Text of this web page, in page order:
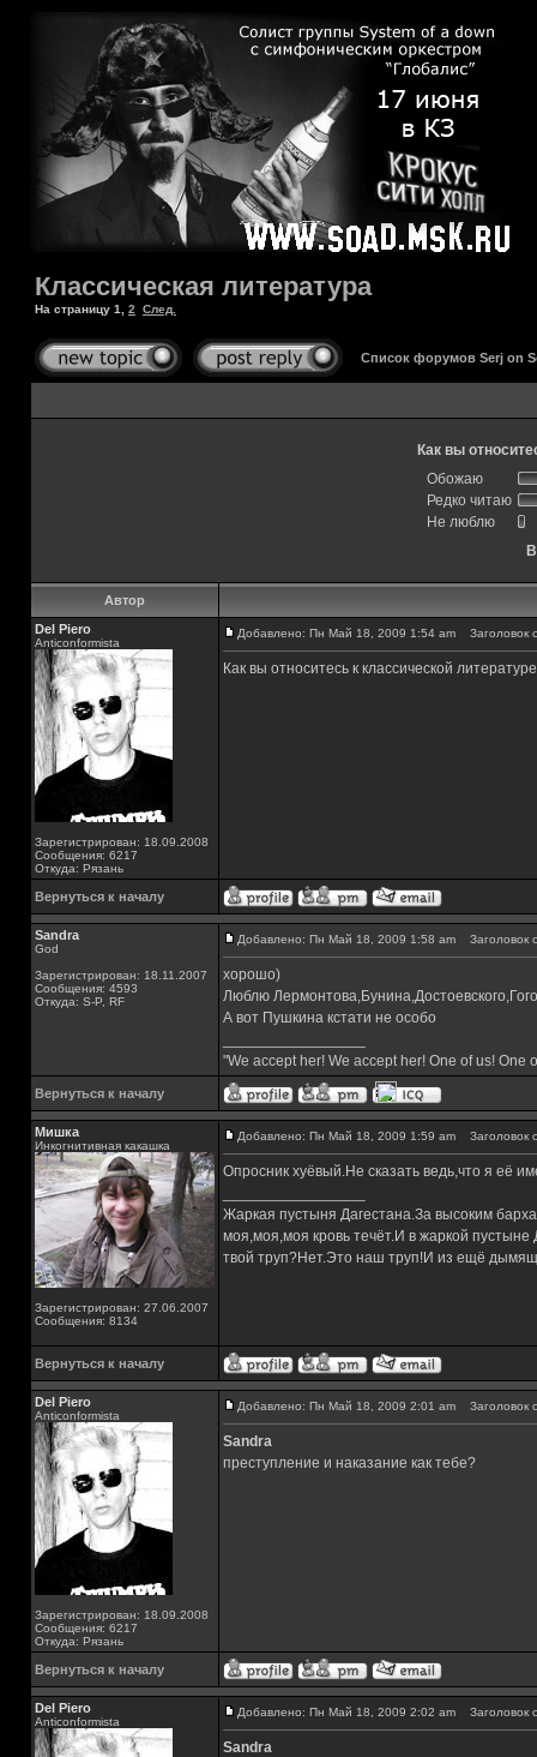
Классическая литература
На страницу 1 2 След.
Список форумов Serj on
Как вы
Обожаю
Редко читаю
Не люблю
Автор
Del Piero
Аnticonformista
Зарегистрирован: 18.09.2008
Сообщения: 6217
Откуда: Рязань
Добавлено: Пн Май 18, 2009 1:54 am Заголовок
Как вы относитесь к классической
Вернуться к началу
Sandra
God
Зарегистрирован: 18.11.2007
Сообщения: 4593
Откуда: S-P, RF
Добавлено: Пн Май 18, 2009 1:58 am Заголовок
хорошо)
Люблю
А вот Пушкина кстати не особо
"We accept her! We accept her! One of us!
Вернуться к началу
Мишка
Инкогнитивная какашка
Зарегистрирован: 27.06.2007
Сообщения: 8134
Добавлено: Пн Май 18, 2009 1:59 am Заголовок
Опросник хуёвый.Не сказать ведь,что я её
Жаркая пустыня Дагестана.За высоким
моя,моя,моя кровь течёт.И в жаркой
твой труп?Нет.Это наш труп!И из ещё
Вернуться к началу
Del Piero
Аnticonformista
Зарегистрирован: 18.09.2008
Сообщения: 6217
Откуда: Рязань
Добавлено: Пн Май 18, 2009 2:01 am Заголовок
Sandra
преступление и наказание как тебе?
Вернуться к началу
Del Piero
Аnticonformista
Добавлено: Пн Май 18, 2009 2:02 am Заголовок
Sandra